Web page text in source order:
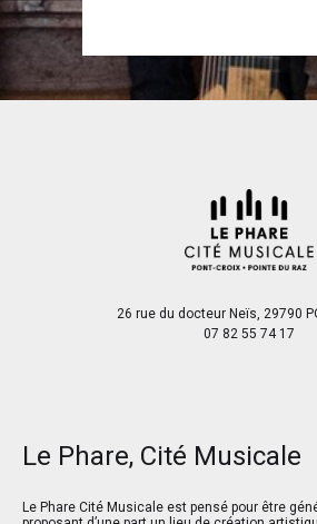
26 rue du docteur Neïs, 29790
07 82 55 74 17
Le Phare, Cité Musicale
Le Phare Cité Musicale est pensé pour être